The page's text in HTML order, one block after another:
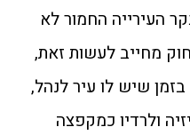
העירייה החמור לא
מחייב לעשות זאת,
שיש לו עיר לנהל,
ולרדיו כמקפצה